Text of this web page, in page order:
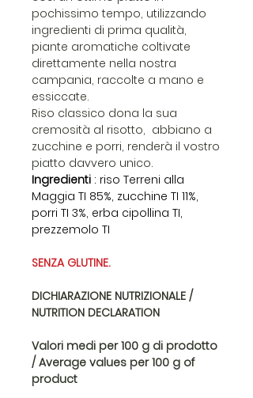
pochissimo tempo, utilizzando
ingredienti di prima qualità,
piante aromatiche coltivate
direttamente nella nostra
campania, raccolte a mano e
essiccate.
Riso classico dona la sua
cremosità al risotto, abbiano a
zucchine e porri, renderà il vostro
piatto davvero unico.
Ingredienti : riso Terreni alla
Maggia TI 85%, zucchine TI 11%,
porri TI 3%, erba cipollina TI,
prezzemolo TI
SENZA GLUTINE.
DICHIARAZIONE NUTRIZIONALE /
NUTRITION DECLARATION
Valori medi per 100 g di prodotto
/ Average values per 100 g of
product